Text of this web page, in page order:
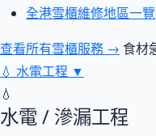
全港雪櫃維修地區一覽
查看所有雪櫃服務 → 食材
💧 水電工程 ▼
💧
水電 / 滲漏工程